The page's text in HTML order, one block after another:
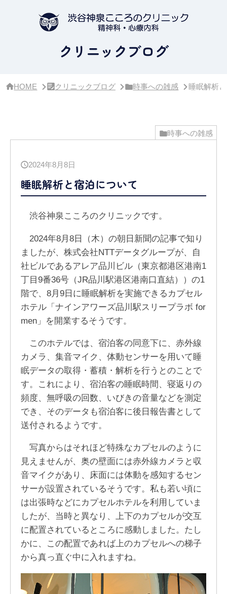
クリニックブログ
HOME クリニックブログ 時事への雑感 睡眠解析
時事への雑感
2024年8月8日
睡眠解析と宿泊について
渋谷神泉こころのクリニックです。
2024年8月8日（木）の朝日新聞の記事で知り
ましたが、株式会社NTTデータグループが、自
社ビルであるアレア品川ビル（東京都港区港南1
丁目9番36号（JR品川駅港区港南口直結））の1
階で、8月9日に睡眠解析を実施できるカプセル
ホテル「ナインアワーズ品川駅スリープラボ for
men」を開業するそうです。
このホテルでは、宿泊客の同意下に、赤外線
カメラ、集音マイク、体動センサーを用いて睡
眠データの取得・蓄積・解析を行うとのことで
す。これにより、宿泊客の睡眠時間、寝返りの
頻度、無呼吸の回数、いびきの音量などを測定
でき、そのデータも宿泊客に後日報告書として
送付されるようです。
写真からはそれほど特殊なカプセルのように
見えませんが、奥の壁面には赤外線カメラと収
音マイクがあり、床面には体動を感知するセン
サーが設置されているそうです。私も若い頃に
は出張時などにカプセルホテルを利用していま
したが、当時と異なり、上下のカプセルが交互
に配置されているところに感動しました。たし
かに、この配置であれば上のカプセルへの梯子
から真っ直ぐ中に入れますね。